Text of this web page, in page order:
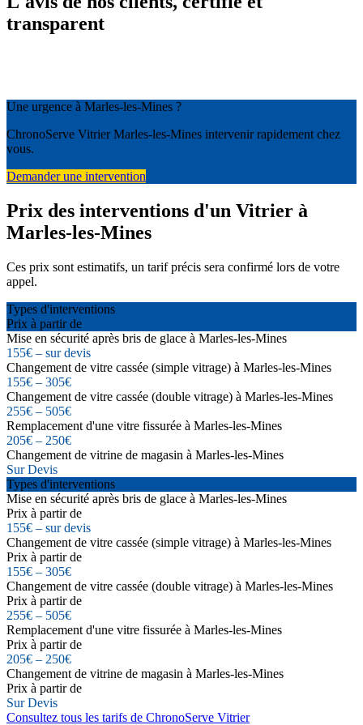
transparent
Une urgence à Marles-les-Mines ?
ChronoServe Vitrier Marles-les-Mines intervenir rapidement chez
vous.
Demander une intervention
Prix des interventions d'un Vitrier à
Marles-les-Mines
Ces prix sont estimatifs, un tarif précis sera confirmé lors de votre
appel.
Types d'interventions
Prix à partir de
Mise en sécurité après bris de glace à Marles-les-Mines
155€ – sur devis
Changement de vitre cassée (simple vitrage) à Marles-les-Mines
155€ – 305€
Changement de vitre cassée (double vitrage) à Marles-les-Mines
255€ – 505€
Remplacement d'une vitre fissurée à Marles-les-Mines
205€ – 250€
Changement de vitrine de magasin à Marles-les-Mines
Sur Devis
Types d'interventions
Mise en sécurité après bris de glace à Marles-les-Mines
Prix à partir de
155€ – sur devis
Changement de vitre cassée (simple vitrage) à Marles-les-Mines
Prix à partir de
155€ – 305€
Changement de vitre cassée (double vitrage) à Marles-les-Mines
Prix à partir de
255€ – 505€
Remplacement d'une vitre fissurée à Marles-les-Mines
Prix à partir de
205€ – 250€
Changement de vitrine de magasin à Marles-les-Mines
Prix à partir de
Sur Devis
Consultez tous les tarifs de ChronoServe Vitrier